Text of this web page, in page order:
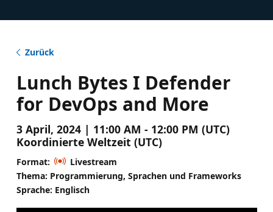
Zurück
Lunch Bytes I Defender
for DevOps and More
3 April, 2024 | 11:00 AM - 12:00 PM (UTC)
Koordinierte Weltzeit (UTC)
Format:
Livestream
Thema: Programmierung, Sprachen und Frameworks
Sprache: Englisch